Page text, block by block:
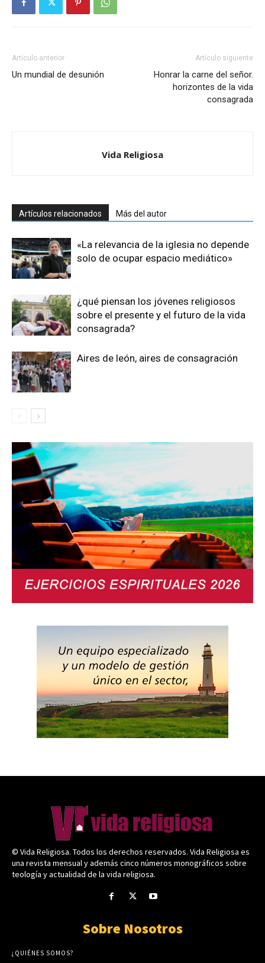
Artículo anterior
Un mundial de desunión
Artículo siguiente
Honrar la carne del señor.
horizontes de la vida
consagrada
Vida Religiosa
Artículos relacionados Más del autor
«La relevancia de la iglesia no depende
solo de ocupar espacio mediático»
¿qué piensan los jóvenes religiosos
sobre el presente y el futuro de la vida
consagrada?
Aires de león, aires de consagración
© Vida Religiosa. Todos los derechos reservados. Vida Religiosa es
una revista mensual y además cinco números monográficos sobre
teología y actualidad de la vida religiosa.
Sobre Nosotros
¿QUIÉNES SOMOS?